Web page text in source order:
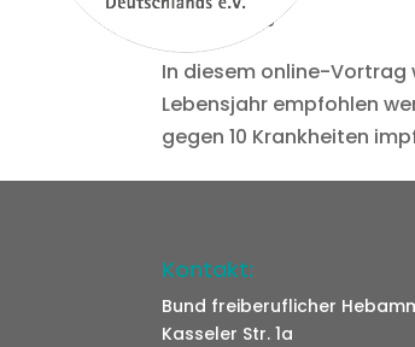
27. Feb. 2025
In diesem online-Vortrag
Lebensjahr empfohlen
gegen 10 Krankheiten
Kontakt:
Bund freiberuflicher
Kasseler Str. 1a